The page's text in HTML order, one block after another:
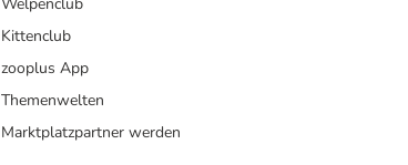
Kittenclub
zooplus App
Themenwelten
Marktplatzpartner werden